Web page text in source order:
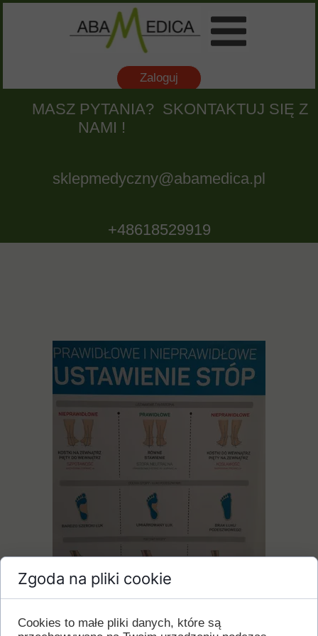
sklepmedyczny@abamedica.pl
MASZ PYTANIA? SKONTAKTUJ SIĘ Z
NAMI !
+48618529919
Zaloguj
Bezpłatne badania stóp
Zgoda na pliki cookie
Cookies to małe pliki danych, które są